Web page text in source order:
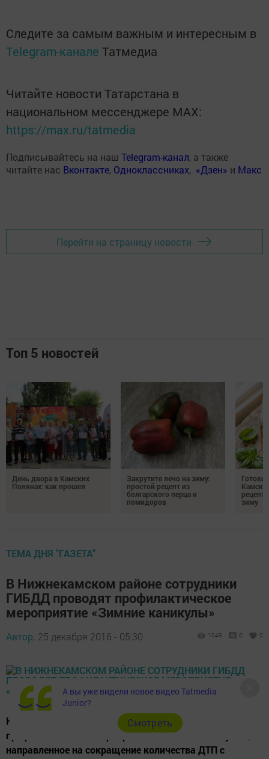
Следите за самым важным и интересным в
Telegram-канале Татмедиа
Читайте новости Татарстана в
национальном мессенджере MАХ:
https://max.ru/tatmedia
Подписывайтесь на наш Telegram-канал, а также
читайте нас Вконтакте, Одноклассниках, «Дзен» и Макс
Перейти на страницу новости
Топ 5 новостей
День двора в Камских
Полянах: как прошел
Закрутите лечо на зиму:
простой рецепт из
болгарского перца и
помидоров
зиму
ТЕМА ДНЯ "ГАЗЕТА"
В Нижнекамском районе сотрудники
ГИБДД проводят профилактическое
мероприятие «Зимние каникулы»
Автор, 25 декабря 2016 - 05:30 1049 0 0
Накануне в Нижнекамском районе стартовало
профилактическое мероприятие «Зимние каникулы»,
направленное на сокращение количества ДТП с
А вы уже видели новое видео Tatmedia
Junior?
Cмотреть